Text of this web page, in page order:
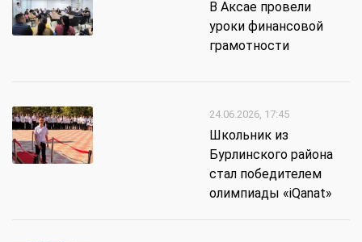
В Аксае провели
уроки финансовой
грамотности
24.06.2026, 17:45
Школьник из
Бурлинского района
стал победителем
олимпиады «iQanat»